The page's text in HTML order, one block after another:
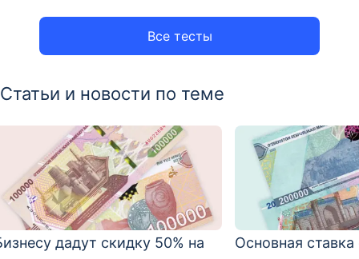
Все тесты
Статьи и новости по теме
дадут скидку 50% на
Основная ставка